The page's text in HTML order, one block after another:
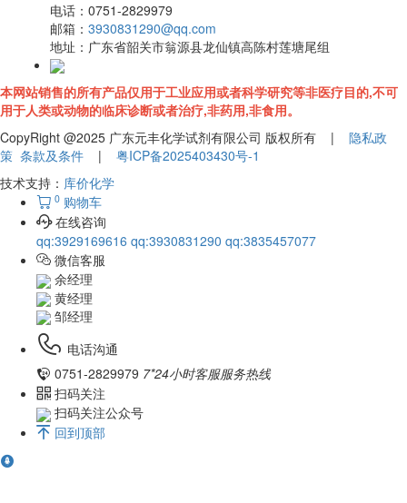
电话： 0751-2829979
邮箱： 3930831290@qq.com
地址： 广东省韶关市翁源县龙仙镇高陈村莲塘尾组
本网站销售的所有产品仅用于工业应用或者科学研究等非医疗目的,不可
用于人类或动物的临床诊断或者治疗,非药用,非食用。
CopyRight @2025 广东元丰化学试剂有限公司 版权所有 | 隐私政
策 条款及条件 | 粤ICP备2025403430号-1
技术支持： 库价化学
0 购物车
在线咨询
qq:3929169616 qq:3930831290 qq:3835457077
微信客服
余经理
黄经理
邹经理
电话沟通
0751-2829979 7*24小时客服服务热线
扫码关注
扫码关注公众号
回到顶部